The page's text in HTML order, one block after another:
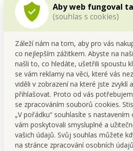
Aby web fungoval
(souhlas s cookies)
Záleží nám na tom, aby pro vás
co nejlepším zážitkem. Abyste na
našli to, co hledáte, ušetřili spoustu
se vám reklamy na věci, které vás
viděli v zobrazení na které jste zvyklí
přihlašovat. Proto od vás
se zpracováním souborů cookies.
„V pořádku“ souhlasíte s
vám poskytovali smysluplné a
vašich údajů. Svůj souhlas můžete
na stránce zpracování osobních